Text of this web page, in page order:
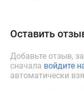
Оставить
Добавьте отзыв,
сначала войдите
автоматически